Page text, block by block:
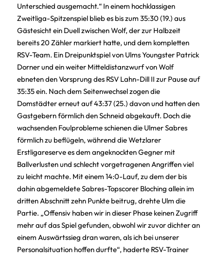
Unterschied ausgemacht.“ In einem hochklassigen
Zweitliga-Spitzenspiel blieb es bis zum 35:30 (19.) aus
Gästesicht ein Duell zwischen Wolf, der zur Halbzeit
bereits 20 Zähler markiert hatte, und dem kompletten
RSV-Team. Ein Dreipunktspiel von Ulms Youngster Patrick
Dorner und ein weiter Mitteldistanzwurf von Wolf
ebneten den Vorsprung des RSV Lahn-Dill II zur Pause auf
35:35 ein. Nach dem Seitenwechsel zogen die
Domstädter erneut auf 43:37 (25.) davon und hatten den
Gastgebern förmlich den Schneid abgekauft. Doch die
wachsenden Foulprobleme schienen die Ulmer Sabres
förmlich zu beflügeln, während die Wetzlarer
Erstligareserve es dem angeknockten Gegner mit
Ballverlusten und schlecht vorgetragenen Angriffen viel
zu leicht machte. Mit einem 14:0-Lauf, zu dem der bis
dahin abgemeldete Sabres-Topscorer Bloching allein im
dritten Abschnitt zehn Punkte beitrug, drehte Ulm die
Partie. „Offensiv haben wir in dieser Phase keinen Zugriff
mehr auf das Spiel gefunden, obwohl wir zuvor dichter an
einem Auswärtssieg dran waren, als ich bei unserer
Personalsituation hoffen durfte“, haderte RSV-Trainer